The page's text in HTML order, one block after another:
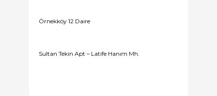
Örnekköy 12 Daire
Sultan Tekin Apt – Latife Hanım Mh.